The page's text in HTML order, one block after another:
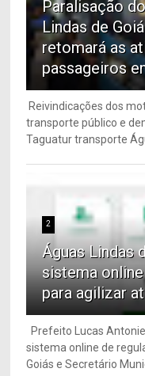
Paralisação
Lindas de
retomará as
passageiros
Reivindicações dos
transporte público e
Taguatur transporte
2
Águas Lindas
sistema
para agilizar
Prefeito Lucas
sistema online de
Goiás e Secretário